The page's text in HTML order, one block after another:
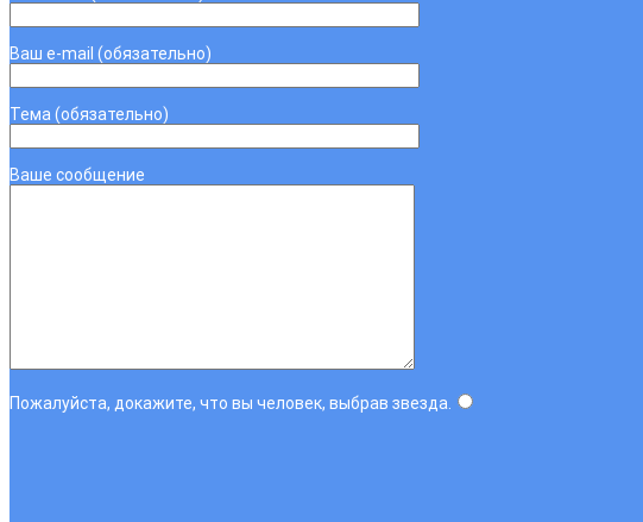
Ваш e-mail (обязательно)
Тема (обязательно)
Ваше сообщение
Пожалуйста, докажите, что вы человек, выбрав звезда.